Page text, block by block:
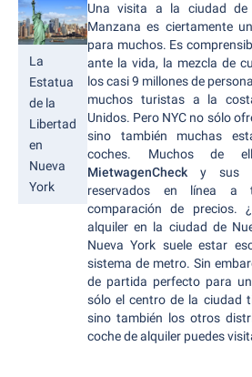
La
Estatua
de la
Libertad
en
Nueva
York
Una visita a la ciudad
Manzana es ciertamente
para muchos. Es
ante la vida, la mezcla de
los casi 9 millones de
muchos turistas a la
Unidos. Pero NYC no sólo
sino también muchas
coches. Muchos de
MietwagenCheck y sus
reservados en línea a
comparación de precios.
alquiler en la ciudad de
Nueva York suele estar
sistema de metro. Sin
de partida perfecto para
sólo el centro de la ciudad
sino también los otros
coche de alquiler puedes